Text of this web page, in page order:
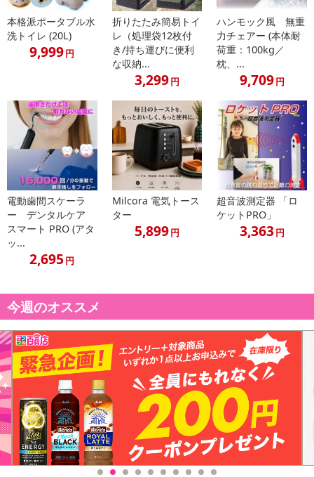
・原産国（最終加工地）：中国
・商品カラー：ホワイト
・商品サイズ：（約）縦40×横30.5×高さ32 cm
・商品重量：（約）1.3kg
・その他商品仕様：組み立て式
注意事項
【賞味・消費期限のある商品について】
商品到着時点でのお日持ち期間は、配送日数などにより異なります
のでご了承ください。
本格派ポータブル水
洗トイレ (20L)
9,999円
折りたたみ簡易トイ
レ（処理袋12枚付
き/持ち運びに便利
な収納...
3,299円
ハンモック風 無重
力チェアー (本体耐
荷重：100kg／
枕、...
9,709円
電動歯間スケーラ
ー デンタルケア
スマート PRO (アタ
ッ...
2,695 円
Milcora 電気トース
ター
5,899円
超音波測定器 「ロ
ケットPRO」
3,363円
今週のオススメ